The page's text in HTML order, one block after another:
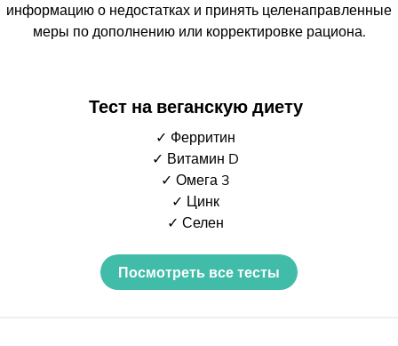
информацию о недостатках и принять целенаправленные
меры по дополнению или корректировке рациона.
Тест на веганскую диету
✓ Ферритин
✓ Витамин D
✓ Омега 3
✓ Цинк
✓ Селен
Посмотреть все тесты